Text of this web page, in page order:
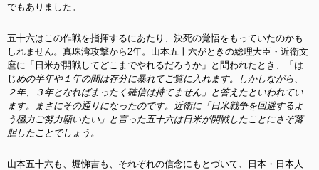
でもありました。
五十六はこの作戦を指揮するにあたり、決死の覚悟をもっていたのかも
しれません。真珠湾攻撃から2年。山本五十六がときの総理大臣・近衛文
麿に「日米が開戦してどこまでやれるだろうか」と問われたとき、「は
じめの半年や１年の間は存分に暴れてご覧に入れます。しかしながら、
２年、３年となればまったく確信は持てません」と答えたといわれてい
ます。まさにその通りになったのです。近衛に「日米戦争を回避するよ
う極力ご努力願いたい」と言った五十六は日米が開戦したことにさぞ落
胆したことでしょう。
山本五十六も、堀悌吉も、それぞれの信念にもとづいて、日本・日本人